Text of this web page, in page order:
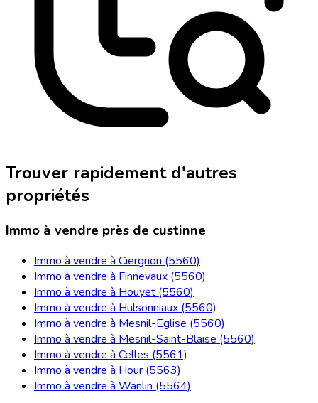
Trouver rapidement d'autres
propriétés
Immo à vendre près de custinne
Immo à vendre à Ciergnon (5560)
Immo à vendre à Finnevaux (5560)
Immo à vendre à Houyet (5560)
Immo à vendre à Hulsonniaux (5560)
Immo à vendre à Mesnil-Eglise (5560)
Immo à vendre à Mesnil-Saint-Blaise (5560)
Immo à vendre à Celles (5561)
Immo à vendre à Hour (5563)
Immo à vendre à Wanlin (5564)